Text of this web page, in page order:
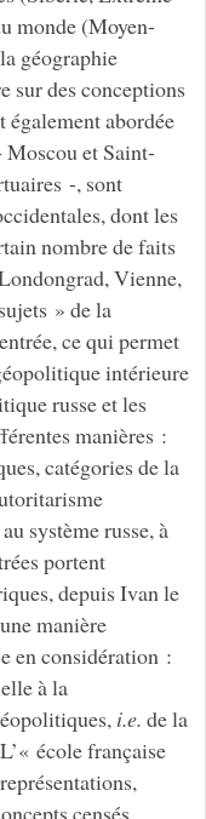
monde (Moyen-
géographie
sur des conceptions
également abordée
et Saint-
-, sont
dont les
nombre de faits
Vienne,
» de la
ce qui permet
intérieure
russe et les
manières :
catégories de la
système russe, à
portent
depuis Ivan le
manière
en considération :
à la
i.e. de la
école française
censés